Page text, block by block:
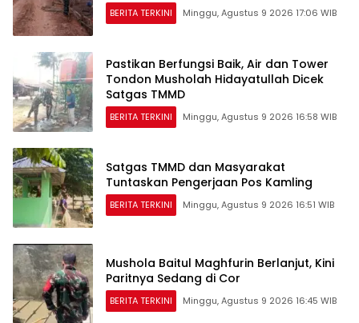
BERITA TERKINI Minggu, Agustus 9 2026 17:06 WIB
Pastikan Berfungsi Baik, Air dan Tower
Tondon Musholah Hidayatullah Dicek
Satgas TMMD
BERITA TERKINI Minggu, Agustus 9 2026 16:58 WIB
Satgas TMMD dan Masyarakat
Tuntaskan Pengerjaan Pos Kamling
BERITA TERKINI Minggu, Agustus 9 2026 16:51 WIB
Mushola Baitul Maghfurin Berlanjut, Kini
Paritnya Sedang di Cor
BERITA TERKINI Minggu, Agustus 9 2026 16:45 WIB